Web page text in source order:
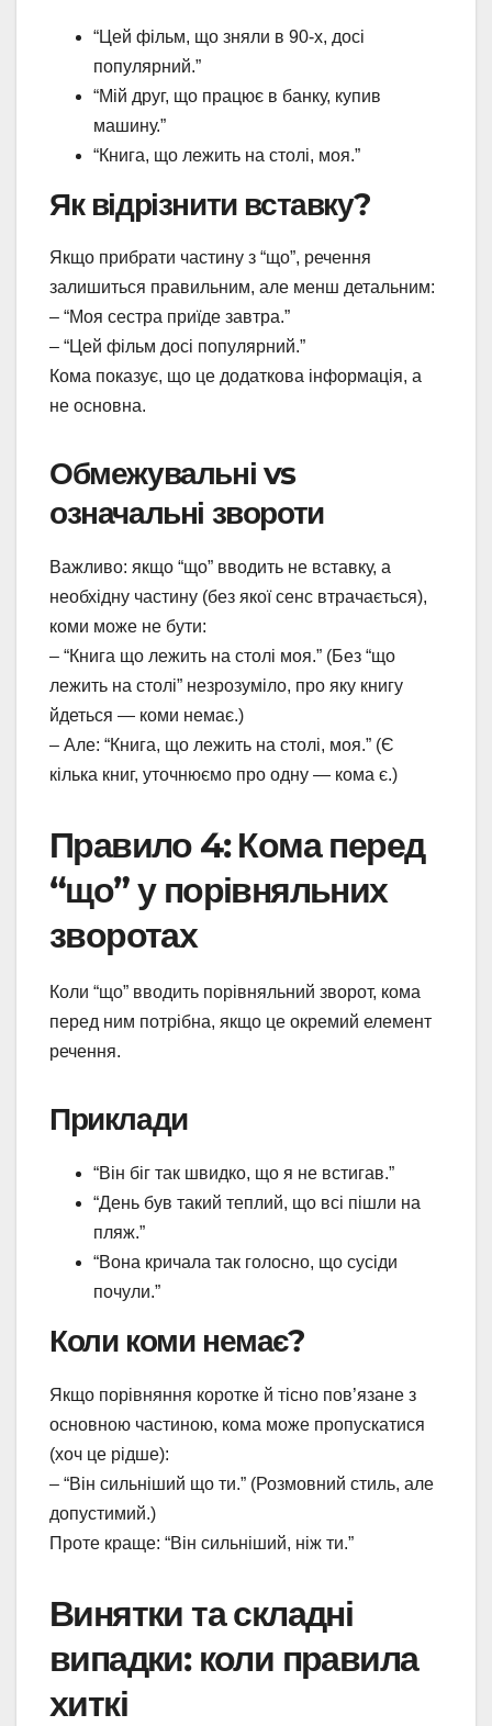
“Цей фільм, що зняли в 90-х, досі
популярний.”
“Мій друг, що працює в банку, купив
машину.”
“Книга, що лежить на столі, моя.”
Як відрізнити вставку?
Якщо прибрати частину з “що”, речення
залишиться правильним, але менш детальним:
– “Моя сестра приїде завтра.”
– “Цей фільм досі популярний.”
Кома показує, що це додаткова інформація, а
не основна.
Обмежувальні vs
означальні звороти
Важливо: якщо “що” вводить не вставку, а
необхідну частину (без якої сенс втрачається),
коми може не бути:
– “Книга що лежить на столі моя.” (Без “що
лежить на столі” незрозуміло, про яку книгу
йдеться — коми немає.)
– Але: “Книга, що лежить на столі, моя.” (Є
кілька книг, уточнюємо про одну — кома є.)
Правило 4: Кома перед
“що” у порівняльних
зворотах
Коли “що” вводить порівняльний зворот, кома
перед ним потрібна, якщо це окремий елемент
речення.
Приклади
“Він біг так швидко, що я не встигав.”
“День був такий теплий, що всі пішли на
пляж.”
“Вона кричала так голосно, що сусіди
почули.”
Коли коми немає?
Якщо порівняння коротке й тісно пов’язане з
основною частиною, кома може пропускатися
(хоч це рідше):
– “Він сильніший що ти.” (Розмовний стиль, але
допустимий.)
Проте краще: “Він сильніший, ніж ти.”
Винятки та складні
випадки: коли правила
хиткі